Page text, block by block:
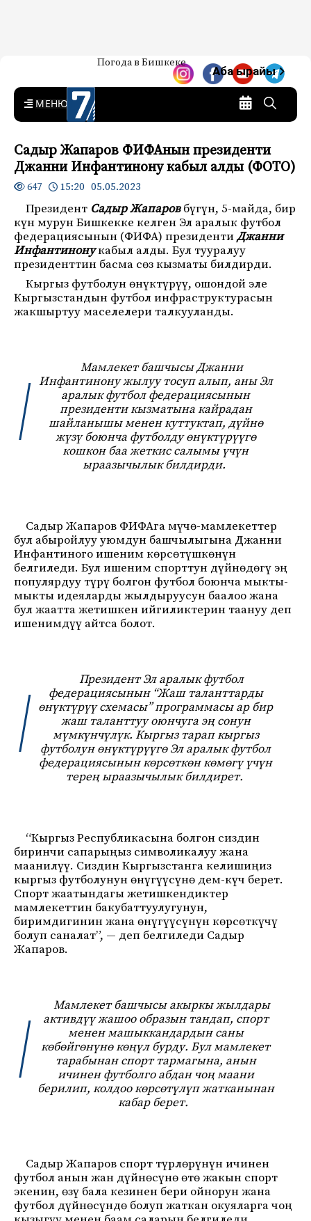
7-канал. Жаңылыктар —
Кыргызстан
Жаңылыктар — Кыргызстан
Погода в Бишкеке
Аба ырайы
MENU
Садыр Жапаров ФИФАнын президенти
Джанни Инфантинону кабыл алды (ФОТО)
647 15:20 05.05.2023
Президент Садыр Жапаров бүгүн, 5-майда, бир
күн мурун Бишкекке келген Эл аралык футбол
федерациясынын (ФИФА) президентиДжанни
Инфантинонукабыл алды. Бул тууралуу
президенттин басма сөз кызматы билдирди.
Кыргыз футболун өнүктүрүү, ошондой эле
Кыргызстандын футбол инфраструктурасын
жакшыртуу маселелери талкууланды.
Мамлекет башчысы Джанни
Инфантинону жылуу тосуп алып, аны Эл
аралык футбол федерациясынын
президенти кызматына кайрадан
шайланышы менен куттуктап, дүйнө
жүзү боюнча футболду өнүктүрүүгө
кошкон баа жеткис салымы үчүн
ыраазычылык билдирди.
Садыр Жапаров ФИФАга мүчө-мамлекеттер
бул абыройлуу уюмдун башчылыгына Джанни
Инфантиного ишеним көрсөтүшкөнүн
белгиледи. Бул ишеним спорттун дүйнөдөгү эң
популярдуу түрү болгон футбол боюнча мыкты-
мыкты идеяларды жылдыруусун баалоо жана
бул жаатта жетишкен ийгиликтерин таануу деп
ишенимдүү айтса болот.
Президент Эл аралык футбол
федерациясынын “Жаш таланттарды
өнүктүрүү схемасы” программасы ар бир
жаш таланттуу оюнчуга эң сонун
мүмкүнчүлүк. Кыргыз тарап кыргыз
футболун өнүктүрүүгө Эл аралык футбол
федерациясынын көрсөткөн көмөгү үчүн
терең ыраазычылык билдирет.
“Кыргыз Республикасына болгон сиздин
биринчи сапарыңыз символикалуу жана
маанилүү. Сиздин Кыргызстанга келишиңиз
кыргыз футболунун өнүгүүсүнө дем-күч берет.
Спорт жаатындагы жетишкендиктер
мамлекеттин бакубаттуулугунун,
биримдигинин жана өнүгүүсүнүн көрсөткүчү
болуп саналат”, — деп белгиледи Садыр
Жапаров.
Мамлекет башчысы акыркы жылдары
активдүү жашоо образын тандап, спорт
менен машыккандардын саны
көбөйгөнүнө көңүл бурду. Бул мамлекет
тарабынан спорт тармагына, анын
ичинен футболго абдан чоң маани
берилип, колдоо көрсөтүлүп жатканынан
кабар берет.
Садыр Жапаров спорт түрлөрүнүн ичинен
футбол анын жан дүйнөсүнө өтө жакын спорт
экенин, өзү бала кезинен бери ойнорун жана
футбол дүйнөсүндө болуп жаткан окуяларга чоң